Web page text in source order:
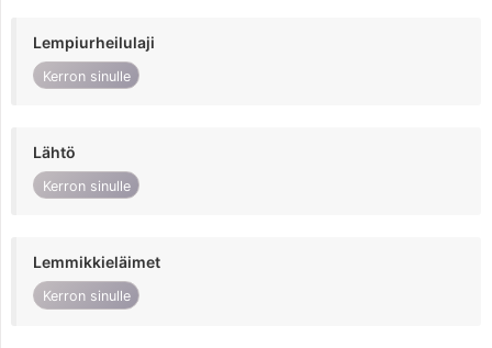
Lempiurheilulaji
Kerron sinulle
Lähtö
Kerron sinulle
Lemmikkieläimet
Kerron sinulle